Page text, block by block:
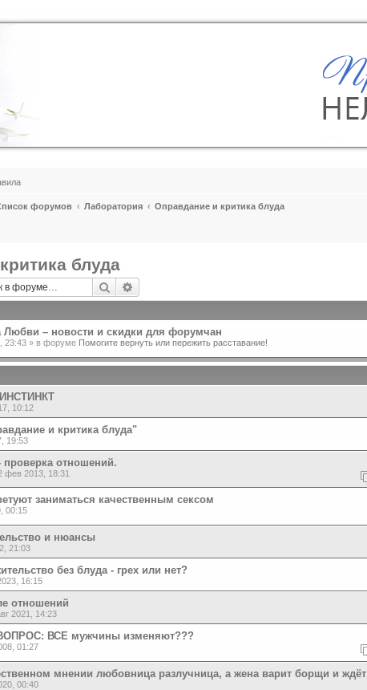
форумов Лаборатория Оправдание и критика блуда
блуда
Поиск
Любви – новости и скидки для форумчан
23:43 » в форуме Помогите вернуть или пережить расставание!
10:12
и критика блуда"
19:53
проверка отношений.
фев 2013, 18:31
заниматься качественным сексом
00:15
и нюансы
21:03
без блуда - грех или нет?
16:15
отношений
2021, 14:23
ВСЕ мужчины изменяют???
01:27
мнении любовница разлучница, а жена варит борщи и ждёт
00:40